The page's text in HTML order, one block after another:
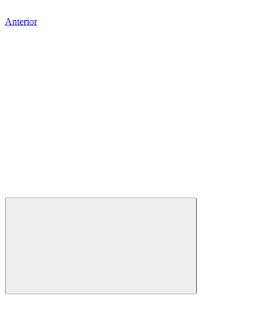
Anterior